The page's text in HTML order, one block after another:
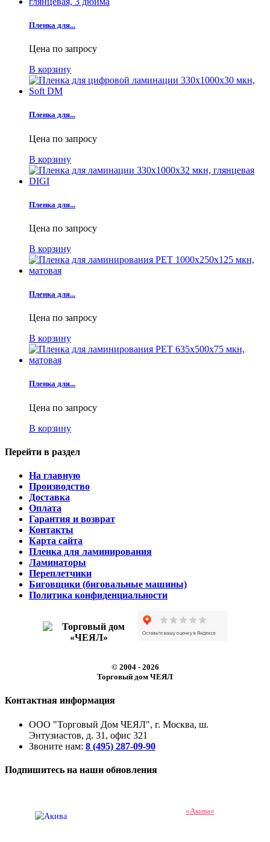
Пленка для...
Цена по запросу
В корзину
Пленка для...
Цена по запросу
В корзину
Пленка для...
Цена по запросу
В корзину
Пленка для...
Цена по запросу
В корзину
Пленка для...
Цена по запросу
В корзину
Перейти в раздел
На главную
Производство
Доставка
Оплата
Гарантия и возврат
Контакты
Карта сайта
Пленка для ламинирования
Ламинаторы
Переплетчики
Биговщики (биговальные машины)
Политика конфиденциальности
© 2004 - 2026
Торговый дом ЧЕЯЛ
Контактная информация
ООО "Торговый Дом ЧЕЯЛ", г. Москва, ш.
Энтузиастов, д. 31, офис 321
Звоните нам: 8 (495) 287-09-90
Подпишитесь на наши обновления